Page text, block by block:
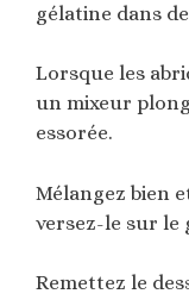
gélatine dans
Lorsque les
un mixeur
essorée.
Mélangez bien
versez-le sur le
Remettez le